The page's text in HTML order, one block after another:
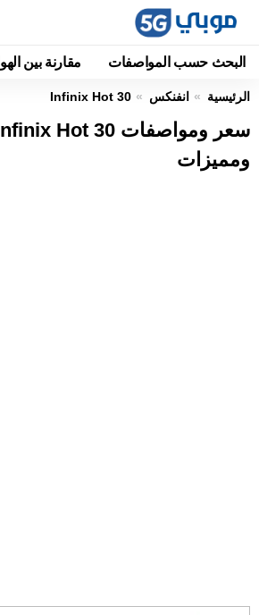
البحث حسب المواصفات مقارنة بين
الرئيسية انفنكس Infinix Hot 30
ومميزات